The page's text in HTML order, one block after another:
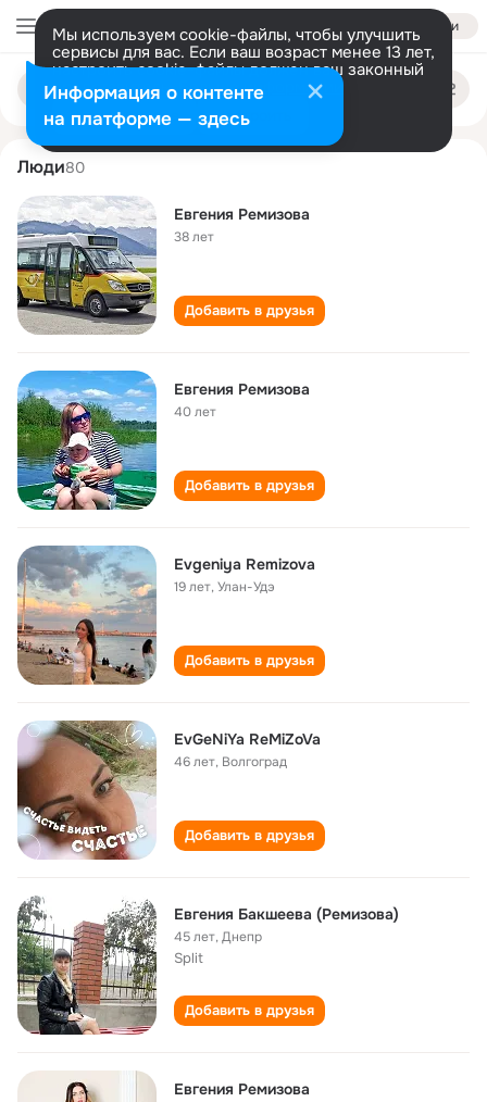
Войти
Мы используем cookie-файлы, чтобы улучшить
сервисы для вас. Если ваш возраст менее 13 лет,
настроить cookie-файлы должен ваш законный
представитель. Больше информации
Разрешить все Настроить
Поиск
людям
evgeniya remizova
Люди80
Евгения Ремизова
38 лет
Добавить в друзья
Евгения Ремизова
40 лет
Добавить в друзья
Evgeniya Remizova
19 лет,Улан-Удэ
Добавить в друзья
EvGeNiYa ReMiZoVa
46 лет, Волгоград
Добавить в друзья
Евгения Бакшеева (Ремизова)
45 лет,Днепр
Split
Добавить в друзья
Евгения Ремизова
Информация о контенте
на платформе — здесь